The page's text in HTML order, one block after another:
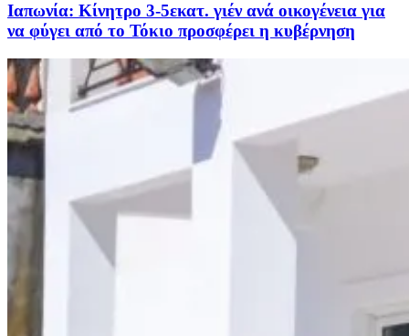
Ιαπωνία: Κίνητρο 3-5εκατ. γιέν ανά οικογένεια για
να φύγει από το Τόκιο προσφέρει η κυβέρνηση